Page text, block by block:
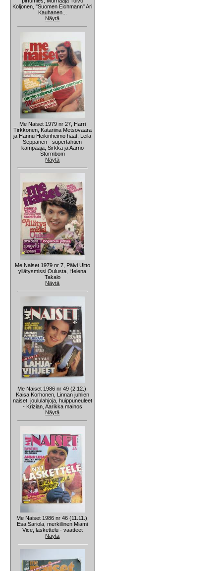
Koljonen, "Suomen Eichmann" Ari
Kauhanen...
Näytä
Me Naiset 1979 nr 27, Harri
Tirkkonen, Katariina Metsovaara
ja Hannu Heikinheimo häät, Leila
Seppänen - supertähtien
kampaaja, Sirkka ja Aarno
Stormbom
Näytä
Me Naiset 1979 nr 7, Päivi Uitto
yllätysmissi Oulusta, Helena
Takalo
Näytä
Me Naiset 1986 nr 49 (2.12.),
Kaisa Korhonen, Linnan juhlien
naiset, joululahjoja, huippuneuleet
- Krizian, Aarikka mainos
Näytä
Me Naiset 1986 nr 46 (11.11.),
Esa Sariola, merkillinen Miami
Vice, laskettelu - vaatteet
Näytä